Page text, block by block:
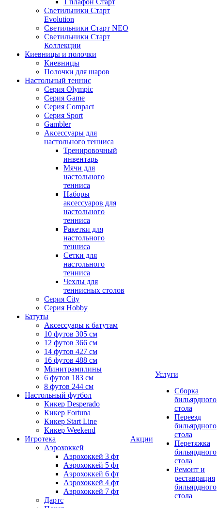
1 плафон Старт
Светильники Старт
Evolution
Светильники Старт NEO
Светильники Старт
Коллекции
Киевницы и полочки
Киевницы
Полочки для шаров
Настольный теннис
Серия Olympic
Серия Game
Серия Compact
Серия Sport
Gambler
Аксессуары для
настольного тенниса
Тренировочный
инвентарь
Мячи для
настольного
тенниса
Наборы
аксессуаров для
настольного
тенниса
Ракетки для
настольного
тенниса
Сетки для
настольного
тенниса
Чехлы для
теннисных столов
Серия City
Серия Hobby
Батуты
Аксессуары к батутам
10 футов 305 см
12 футов 366 см
14 футов 427 см
16 футов 488 см
Минитрамплины
6 футов 183 см
8 футов 244 см
Настольный футбол
Кикер Desperado
Кикер Fortuna
Кикер Start Line
Кикер Weekend
Игротека
Аэрохоккей
Аэрохоккей 3 фт
Аэрохоккей 5 фт
Аэрохоккей 6 фт
Аэрохоккей 4 фт
Аэрохоккей 7 фт
Дартс
Акции
Услуги
Сборка
бильярдного
стола
Переезд
бильярдного
стола
Перетяжка
бильярдного
стола
Ремонт и
реставрация
бильярдного
стола